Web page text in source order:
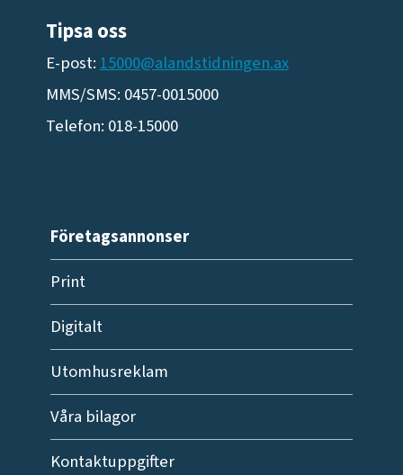
Tipsa oss
E-post: 15000@alandstidningen.ax
MMS/SMS: 0457-0015000
Telefon: 018-15000
Företagsannonser
Print
Digitalt
Utomhusreklam
Våra bilagor
Kontaktuppgifter